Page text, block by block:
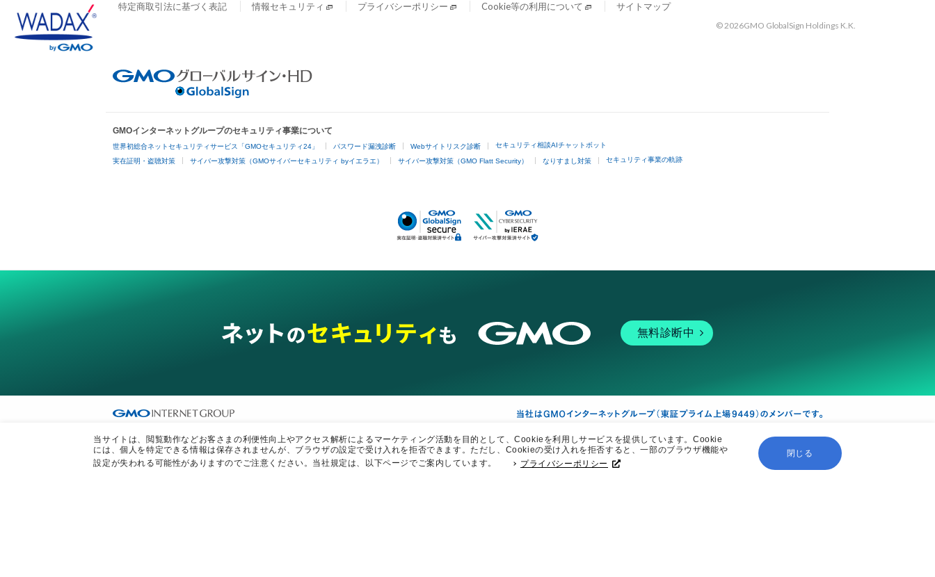
当サイトは、閲覧動作などお客さまの利便性向上やアクセス解析によるマーケティング活動を目的として、Cookieを利用しサービスを提供しています。Cookie
には、個人を特定できる情報は保存されませんが、ブラウザの設定で受け入れを拒否できます。ただし、Cookieの受け入れを拒否すると、一部のブラウザ機能や
設定が失われる可能性がありますのでご注意ください。当社規定は、以下ページでご案内しています。
プライバシーポリシー
閉じる
特定商取引法に基づく表記 情報セキュリティ プライバシーポリシー Cookie等の利用について サイトマップ
©2026GMO GlobalSign Holdings K.K.
GMOインターネットグループのセキュリティ事業について
世界初総合ネットセキュリティサービス「GMOセキュリティ24」 パスワード漏洩診断 Webサイトリスク診断 セキュリティ相談AIチャットボット
実在証明・盗聴対策 サイバー攻撃対策（GMOサイバーセキュリティ byイエラエ） サイバー攻撃対策（GMO Flatt Security） なりすまし対策 セキュリティ事業の軌跡
無料診断中
グループサービス
インターネットサービス ネットショップ・EC支援 ビジネスを支援 セキュリティ マーケティング支援 リサーチ 情報収集 ネット金融 暗号資産 個人向けサービス